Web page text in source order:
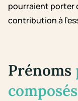
pourraient porter
contribution à
Prénoms
composés